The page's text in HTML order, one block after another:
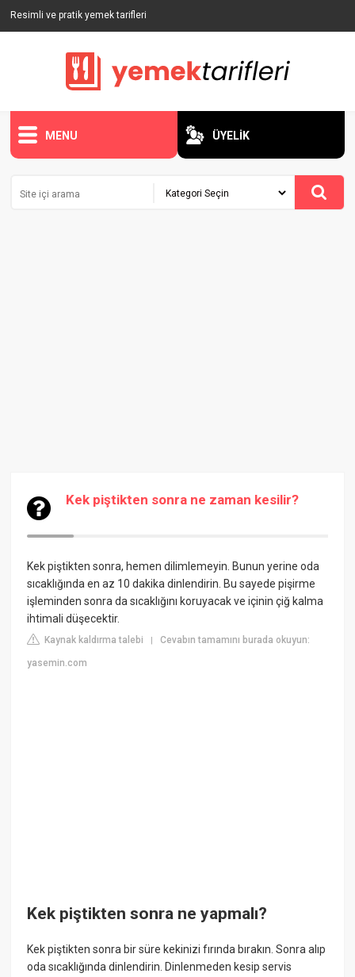
Resimli ve pratik yemek tarifleri
MENU ÜYELİK
Kek piştikten sonra ne zaman kesilir?
Kek piştikten sonra, hemen dilimlemeyin. Bunun yerine oda
sıcaklığında en az 10 dakika dinlendirin. Bu sayede pişirme
işleminden sonra da sıcaklığını koruyacak ve içinin çiğ kalma
ihtimali düşecektir.
Kaynak kaldırma talebi |Cevabın tamamını burada okuyun:
yasemin.com
Kek piştikten sonra ne yapmalı?
Kek piştikten sonra bir süre kekinizi fırında bırakın. Sonra alıp
oda sıcaklığında dinlendirin. Dinlenmeden kesip servis